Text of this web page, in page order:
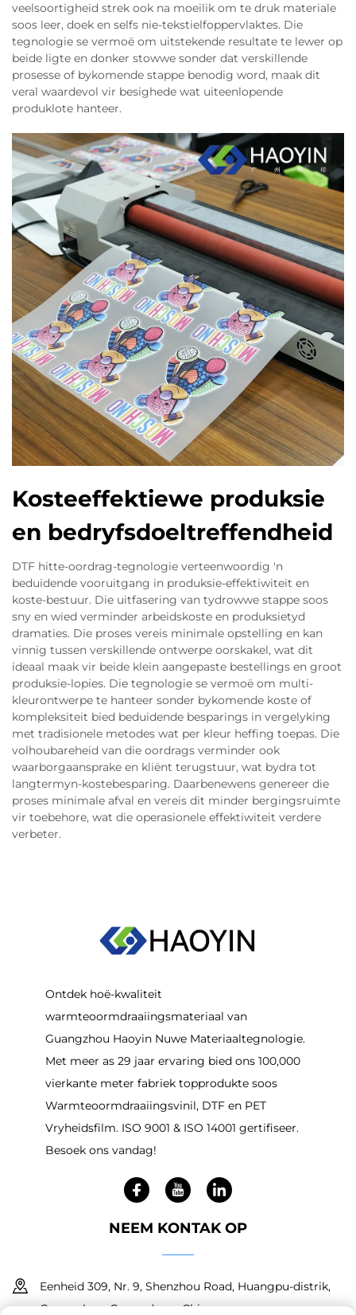
veelsoortigheid strek ook na moeilik om te druk materiale
soos leer, doek en selfs nie-tekstielfoppervlaktes. Die
tegnologie se vermoë om uitstekende resultate te lewer op
beide ligte en donker stowwe sonder dat verskillende
prosesse of bykomende stappe benodig word, maak dit
veral waardevol vir besighede wat uiteenlopende
produklote hanteer.
Kosteeffektiewe produksie
en bedryfsdoeltreffendheid
DTF hitte-oordrag-tegnologie verteenwoordig 'n
beduidende vooruitgang in produksie-effektiwiteit en
koste-bestuur. Die uitfasering van tydrowwe stappe soos
sny en wied verminder arbeidskoste en produksietyd
dramaties. Die proses vereis minimale opstelling en kan
vinnig tussen verskillende ontwerpe oorskakel, wat dit
ideaal maak vir beide klein aangepaste bestellings en groot
produksie-lopies. Die tegnologie se vermoë om multi-
kleurontwerpe te hanteer sonder bykomende koste of
kompleksiteit bied beduidende besparings in vergelyking
met tradisionele metodes wat per kleur heffing toepas. Die
volhoubareheid van die oordrags verminder ook
waarborgaansprake en kliënt terugstuur, wat bydra tot
langtermyn-kostebesparing. Daarbenewens genereer die
proses minimale afval en vereis dit minder bergingsruimte
vir toebehore, wat die operasionele effektiwiteit verdere
verbeter.
Ontdek hoë-kwaliteit
warmteoormdraaiingsmateriaal van
Guangzhou Haoyin Nuwe Materiaaltegnologie.
Met meer as 29 jaar ervaring bied ons 100,000
vierkante meter fabriek topprodukte soos
Warmteoormdraaiingsvinil, DTF en PET
Vryheidsfilm. ISO 9001 & ISO 14001 gertifiseer.
Besoek ons vandag!
NEEM KONTAK OP
Eenheid 309, Nr. 9, Shenzhou Road, Huangpu-distrik,
Guangzhou, Guangdong, China